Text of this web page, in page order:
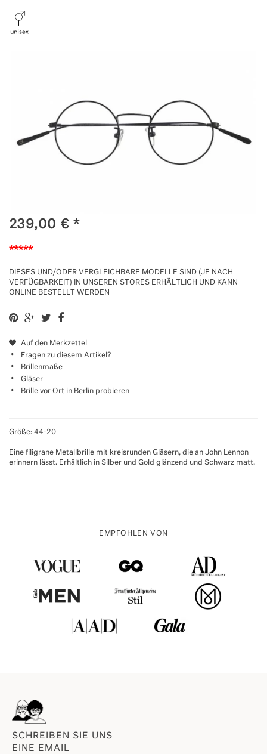
239,00 € *
*****
DIESES UND/ODER VERGLEICHBARE MODELLE SIND (JE NACH
VERFÜGBARKEIT) IN UNSEREN STORES ERHÄLTLICH UND KANN
ONLINE BESTELLT WERDEN
Auf den Merkzettel
Fragen zu diesem Artikel?
Brillenmaße
Gläser
Brille vor Ort in Berlin probieren
Größe: 44-20
Eine filigrane Metallbrille mit kreisrunden Gläsern, die an John Lennon
erinnern lässt. Erhältlich in Silber und Gold glänzend und Schwarz matt.
EMPFOHLEN VON
SCHREIBEN SIE UNS
EINE EMAIL